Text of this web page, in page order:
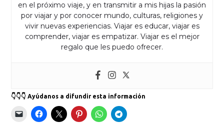
en el próximo viaje, y en transmitir a mis hijas la pasión
por viajar y por conocer mundo, culturas, religiones y
vivir nuevas experiencias. Viajar es educar, viajar es
comprender, viajar es empatizar. Viajar es el mejor
regalo que les puedo ofrecer.
👇👇👇 Ayúdanos a difundir esta información